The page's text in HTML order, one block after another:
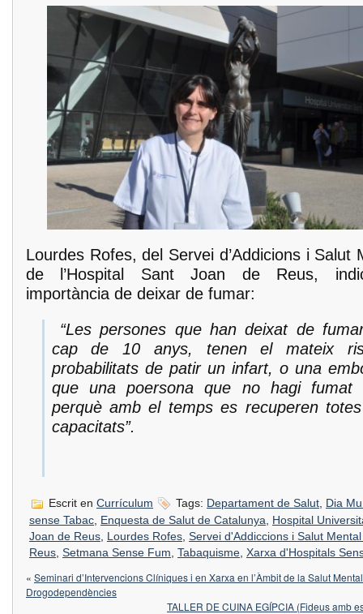
Lourdes Rofes, del Servei d’Addicions i Salut
de l’Hospital Sant Joan de Reus,
importància de deixar de fumar:
“Les persones que han deixat de
cap de 10 anys, tenen el mateix
probabilitats de patir un infart, o una
que una poersona que no hagi fumat
perquè amb el temps es recuperen
capacitats”.
Escrit en Currículum Tags: Departament de Salut Dia
sense Tabac Enquesta de Salut de Catalunya
Hospital
Joan de Reus Lourdes Rofes Servei d'Addiccions i Salut
Reus Setmana Sense Fum Tabaquisme Xarxa d'Hospitals
« Seminari d’Intervencions Clíniques i en Xarxa en l’Àmbit de la Salut
Drogodependències
TALLER DE CUINA EGÍPCIA (Fideus amb